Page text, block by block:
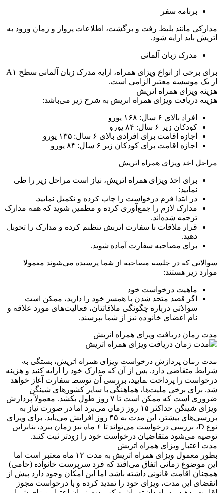
برنامه سفر
مدارکی مانند بلیط رفت و برگشت، اطلاعات پرواز و زمان ورود به
اتریش باید ارایه شود.
مدرک زبان آلمانی
برای برخی از انواع ویزای همراه، ارایه مدرک زبان آلمانی سطح A۱
از یک موسسه معتبر الزامی است.
هزینه ویزای همراه اتریش
هزینه دریافت ویزای همراه اتریش به شرح زیر می‌باشد:
افراد بالای ۶ سال: ۱۶۸ یورو
کودکان زیر ۶ سال: ۸۴ یورو
اجازه اقامت برای افرادی بالای ۶ سال: ۱۳۵ یورو
اجازه اقامت برای کودکان زیر ۶ سال: ۸۴ یورو
مراحل اخذ ویزای همراه اتریش
برای اخذ ویزای همراه اتریش، نیاز است مراحل زیر را طی
نمایید:
در ابتدا فرم درخواست را چاپ کرده و تکمیل نمایید.
مدارک لازم را جمع‌آوری کرده و مطمین شوید که همه مدارک
ترجمه شده‌اند.
قرار ملاقات با سفارت اتریش تنظیم کرده و مدارک را تحویل
دهید.
برای مصاحبه سفارت آماده شوید.
سوالاتی که در جلسه مصاحبه از شما پرسیده می‌شوند معمولا
موارد زیر هستند:
ماهیت درخواست خود
اگر قصد متحد شدن با همسر خود را دارید، ممکن است
سوالاتی درباره چگونگی ملاقاتتان، فعالیت‌های مورد علاقه و
نام اعضای خانواده نیز از شما بپرسند.
مدت زمان دریافت ویزای همراه اتریش
مدت زمان پردازش درخواست ویزای همراه اتریش، بستگی به
شرایط متقاضی دارد. پس از آن که مدارک خود را ارایه کنید و هزینه
درخواست را پرداخت نمایید، بررسی آن توسط سفارت آغاز خواهد
شد. برای برخی ملیت‌ها، هماهنگی با سایر کشورهای شینگن
ضروری است که ممکن است تا ۷ روز طول بکشد. معمولاً پردازش
ویزای شینگن حداکثر ۱۵ روز زمان می‌برد اما در صورت نیاز به
بررسی‌های بیشتر، این مدت به ۴۵ روز افزایش می‌یابد. برای ویزای
نوع D، بررسی درخواست می‌تواند تا ۶ ماه نیز زمان ببرد، بنابراین
توصیه می‌شود متقاضیان درخواست خود را زودتر ثبت کنند.
مدت اعتبار ویزای همراه اتریش
بطور معمول ویزای همراه اتریش به مدت ۱۲ ماه معتبر است اما
این موضوع زمانی اتفاق می‌افتد که فرد سرپرست خانواده (حامی)
همچنان اقامت قانونی داشته باشد. اما این امکان وجود دارد پیش از
انقضای این مدت، ویزای خود را تمدید کرده و یا درخواست مجوز